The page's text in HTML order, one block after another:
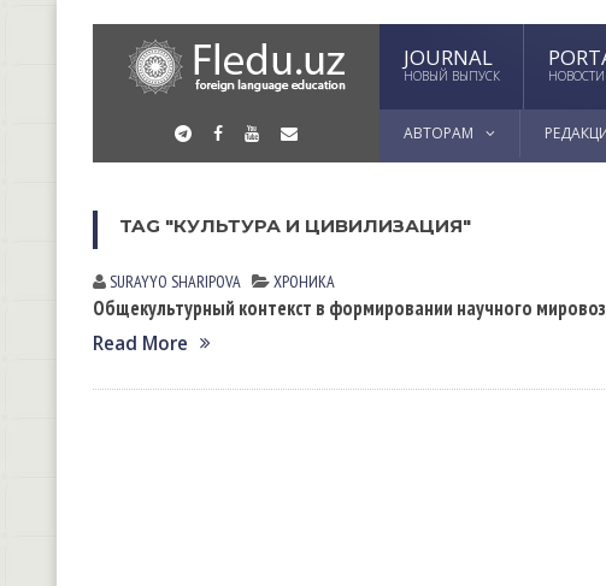
JOURNAL
НОВЫЙ ВЫПУСК НОВОСТИ
АВТОРАМ
TAG "КУЛЬТУРА И ЦИВИЛИЗАЦИЯ"
SURAYYO SHАRIPOVА ХРОНИКА
Общекультурный контекст в формировании научного
Read More